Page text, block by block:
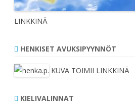
LINKKINÄ
HENKISET AVUKSIPYYNNÖT
KUVA TOIMII LINKKINÄ
KIELIVALINNAT